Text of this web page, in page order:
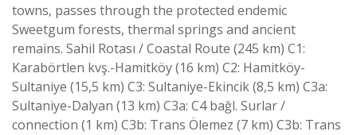
towns, passes through the protected endemic
Sweetgum forests, thermal springs and ancient
remains. Sahil Rotası / Coastal Route (245 km) C1:
Karabörtlen kvş.-Hamitköy (16 km) C2: Hamitköy-
Sultaniye (15,5 km) C3: Sultaniye-Ekincik (8,5 km) C3a:
Sultaniye-Dalyan (13 km) C3a: C4 bağl. Surlar /
connection (1 km) C3b: Trans Ölemez (7 km) C3b: Trans